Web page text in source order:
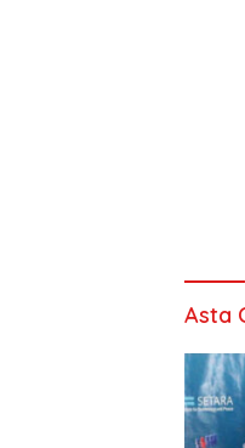
Asta